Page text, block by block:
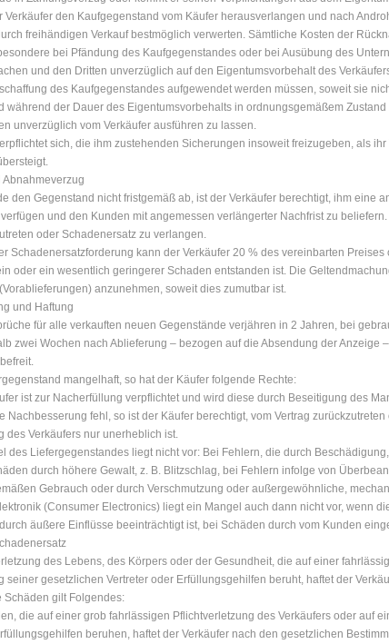
Verkäufer den Kaufgegenstand vom Käufer herausverlangen und nach
freihändigen Verkauf bestmöglich verwerten. Sämtliche Kosten der
bei Pfändung des Kaufgegenstandes oder bei Ausübung des
und den Dritten unverzüglich auf den Eigentumsvorbehalt des
des Kaufgegenstandes aufgewendet werden müssen, soweit sie
während der Dauer des Eigentumsvorbehalts in ordnungsgemäßem
unverzüglich vom Verkäufer ausführen zu lassen.
sich, die ihm zustehenden Sicherungen insoweit freizugeben, als
den Gegenstand nicht fristgemäß ab, ist der Verkäufer berechtigt, ihm eine
und den Kunden mit angemessen verlängerter Nachfrist zu
oder Schadenersatz zu verlangen.
Schadenersatzforderung kann der Verkäufer 20 % des vereinbarten
oder ein wesentlich geringerer Schaden entstanden ist. Die
anzunehmen, soweit dies zumutbar ist.
und Haftung
für alle verkauften neuen Gegenstände verjähren in 2 Jahren, bei
zwei Wochen nach Ablieferung – bezogen auf die Absendung der
mangelhaft, so hat der Käufer folgende Rechte:
ist zur Nacherfüllung verpflichtet und wird diese durch Beseitigung des
Nachbesserung fehl, so ist der Käufer berechtigt, vom Vertrag
des Verkäufers nur unerheblich ist.
des Liefergegenstandes liegt nicht vor: Bei Fehlern, die durch
durch höhere Gewalt, z. B. Blitzschlag, bei Fehlern infolge von
Gebrauch oder durch Verschmutzung oder außergewöhnliche,
(Consumer Electronics) liegt ein Mangel auch dann nicht vor, wenn
äußere Einflüsse beeinträchtigt ist, bei Schäden durch vom Kunden
des Lebens, des Körpers oder der Gesundheit, die auf einer
seiner gesetzlichen Vertreter oder Erfüllungsgehilfen beruht, haftet der
Schäden gilt Folgendes:
die auf einer grob fahrlässigen Pflichtverletzung des Verkäufers oder auf
beruhen, haftet der Verkäufer nach den gesetzlichen